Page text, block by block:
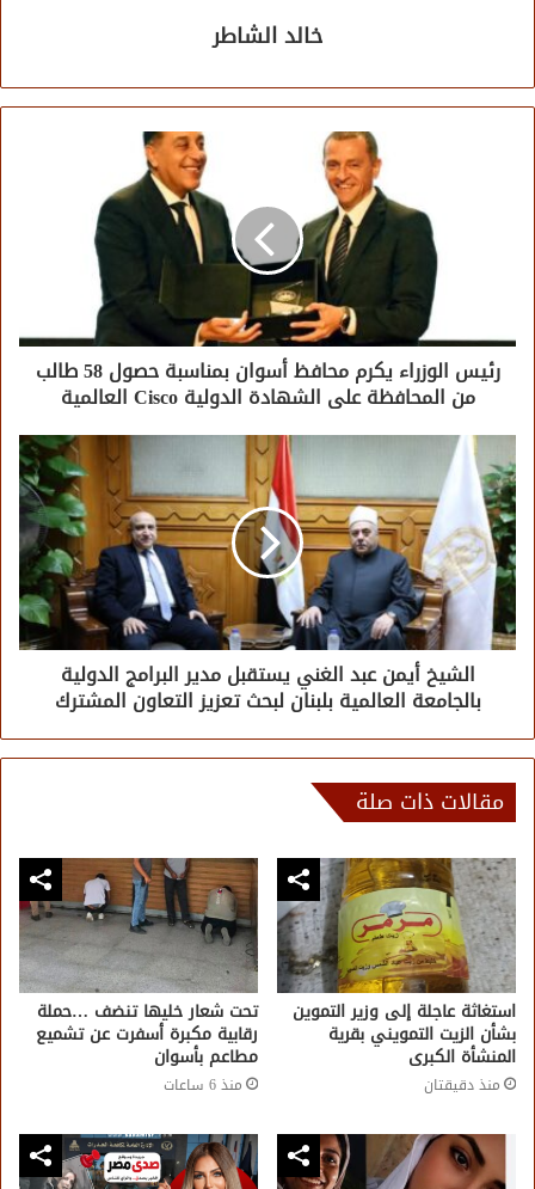
خالد الشاطر
رئيس الوزراء يكرم محافظ أسوان بمناسبة حصول 58 طالب
من المحافظة على الشهادة الدولية Cisco العالمية
الشيخ أيمن عبد الغني يستقبل مدير البرامج الدولية
بالجامعة العالمية بلبنان لبحث تعزيز التعاون المشترك
مقالات ذات صلة
استغاثة عاجلة إلى وزير التموين
بشأن الزيت التمويني بقرية
المنشأة الكبرى
منذ دقيقتان
تحت شعار خليها تنضف …حملة
رقابية مكبرة أسفرت عن تشميع
مطاعم بأسوان
منذ 6 ساعات